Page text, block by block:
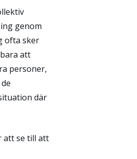
genom
ofta sker
att
personer,
där
att se till att